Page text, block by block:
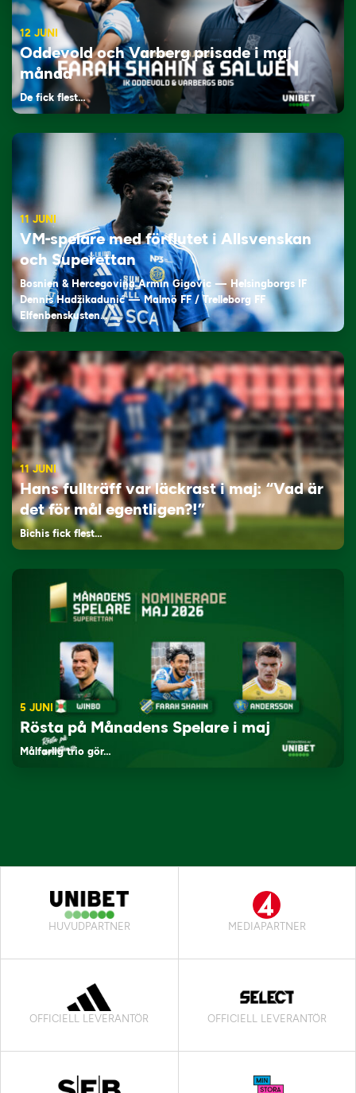
12 JUNI
Oddevold och Varberg prisade i maj
månad
De fick flest…
11 JUNI
VM-spelare med förflutet i Allsvenskan
och Superettan
Bosnien & Hercegovina Armin Gigovic — Helsingborgs IF
Dennis Hadžikadunić — Malmö FF / Trelleborg FF
Elfenbenskusten…
11 JUNI
Hans fullträff var läckrast i maj: “Vad är
det för mål egentligen?!”
Bichis fick flest…
5 JUNI
Rösta på Månadens Spelare i maj
Målfarlig trio gör…
HUVUDPARTNER MEDIAPARTNER
OFFICIELL LEVERANTÖR OFFICIELL LEVERANTÖR